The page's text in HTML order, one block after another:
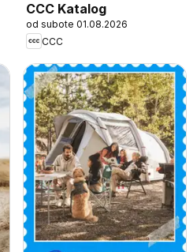
CCC Katalog
od subote 01.08.2026
CCC